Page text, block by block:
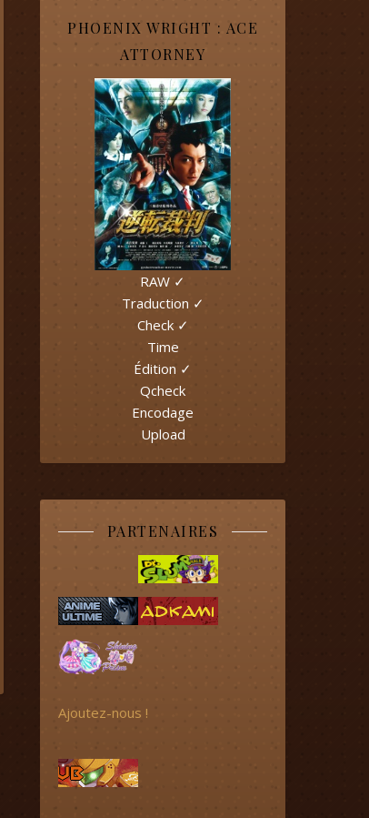
PHOENIX WRIGHT : ACE
ATTORNEY
RAW ✓
Traduction ✓
Check ✓
Time
Édition ✓
Qcheck
Encodage
Upload
PARTENAIRES
Ajoutez-nous !